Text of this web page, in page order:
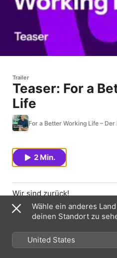
Trailer
Teaser: For a
Life
For a Better Working Life –
2 Min.
Wir sind zurück!
In dieser Teaserfolge von For
dem offiziellen NWX
über die kommenden
bietet tiefgehende Einblicke
Wähle ein anderes
deinen Standort zu
United States